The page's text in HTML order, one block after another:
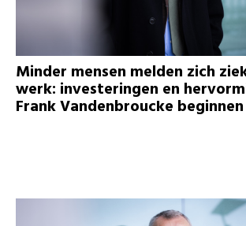
Minder mensen melden zich
werk: investeringen en
Frank Vandenbroucke